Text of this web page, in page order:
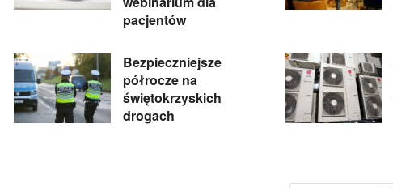
pacjentów
Bezpieczniejsze
półrocze na
świętokrzyskich
drogach